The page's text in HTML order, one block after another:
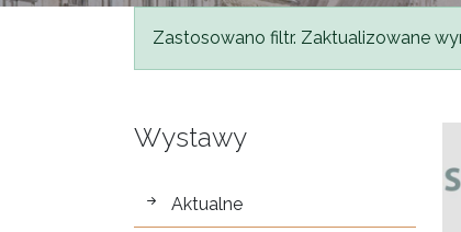
Status message
Zastosowano filtr. Zaktualizowane
Wystawy
wystawy
Aktualne